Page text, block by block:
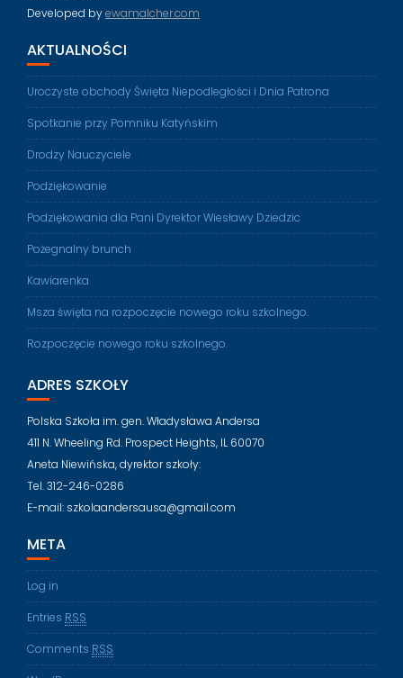
Developed byewamalcher.com
AKTUALNOŚCI
Uroczyste obchody Święta Niepodległości i Dnia Patrona
Spotkanie przy Pomniku Katyńskim
Drodzy Nauczyciele
Podziękowanie
Podziękowania dla Pani Dyrektor Wiesławy Dziedzic
Pożegnalny brunch
Kawiarenka
Msza święta na rozpoczęcie nowego roku szkolnego.
Rozpoczęcie nowego roku szkolnego.
ADRES SZKOŁY
Polska Szkoła im. gen. Władysława Andersa
411 N. Wheeling Rd. Prospect Heights, IL 60070
Aneta Niewińska, dyrektor szkoły:
Tel. 312-246-0286
E-mail: szkolaandersausa@gmail.com
META
Log in
Entries RSS
Comments RSS